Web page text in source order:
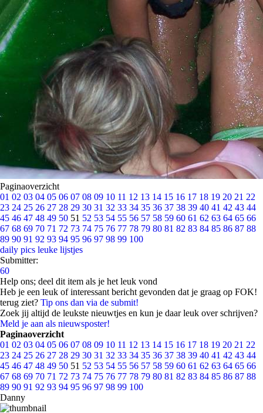
Paginaoverzicht
01 02 03 04 05 06 07 08 09 10 11 12 13 14 15 16 17 18 19 20 21 22
23 24 25 26 27 28 29 30 31 32 33 34 35 36 37 38 39 40 41 42 43 44
45 46 47 48 49 50 51 52 53 54 55 56 57 58 59 60 61 62 63 64 65 66
67 68 69 70 71 72 73 74 75 76 77 78 79 80 81 82 83 84 85 86 87 88
89 90 91 92 93 94 95 96 97 98 99 100
daily pics leuke lijstjes
Submitter:
60
Help ons; deel dit item als je het leuk vond
Heb je een leuk of interessant bericht gevonden dat je graag op FOK!
terug ziet? Tip ons dan via de submit!
Zoek jij altijd de leukste nieuwtjes en kun je daar leuk over schrijven?
Meld je aan als nieuwsposter!
Paginaoverzicht
01 02 03 04 05 06 07 08 09 10 11 12 13 14 15 16 17 18 19 20 21 22
23 24 25 26 27 28 29 30 31 32 33 34 35 36 37 38 39 40 41 42 43 44
45 46 47 48 49 50 51 52 53 54 55 56 57 58 59 60 61 62 63 64 65 66
67 68 69 70 71 72 73 74 75 76 77 78 79 80 81 82 83 84 85 86 87 88
89 90 91 92 93 94 95 96 97 98 99 100
Danny